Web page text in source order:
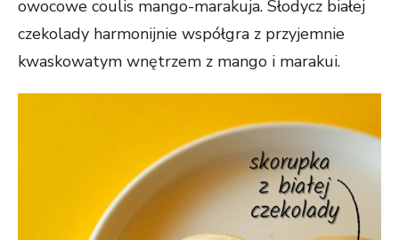
owocowe coulis mango-marakuja. Słodycz białej
czekolady harmonijnie współgra z przyjemnie
kwaskowatym wnętrzem z mango i marakui.
podczas
odwiedzania naszej
strony, zwiększasz
zobaczenie
treści i ofert.